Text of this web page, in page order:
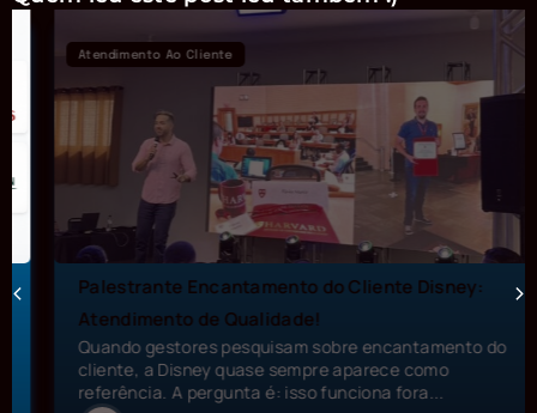
Atendimento Ao Cliente
Palestrante Encantamento do Cliente Disney:
Atendimento de Qualidade!
Quando gestores pesquisam sobre encantamento do
cliente, a Disney quase sempre aparece como
referência. A pergunta é: isso funciona fora...